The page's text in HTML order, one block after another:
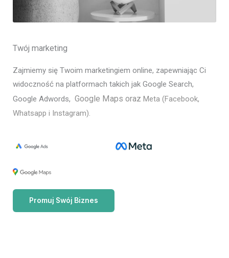
Twój marketing
Zajmiemy się Twoim marketingiem online, zapewniając Ci
widoczność na platformach takich jak Google Search,
Google Adwords, Google Maps oraz Meta (Facebook,
Whatsapp i Instagram).
Promuj Swój Biznes